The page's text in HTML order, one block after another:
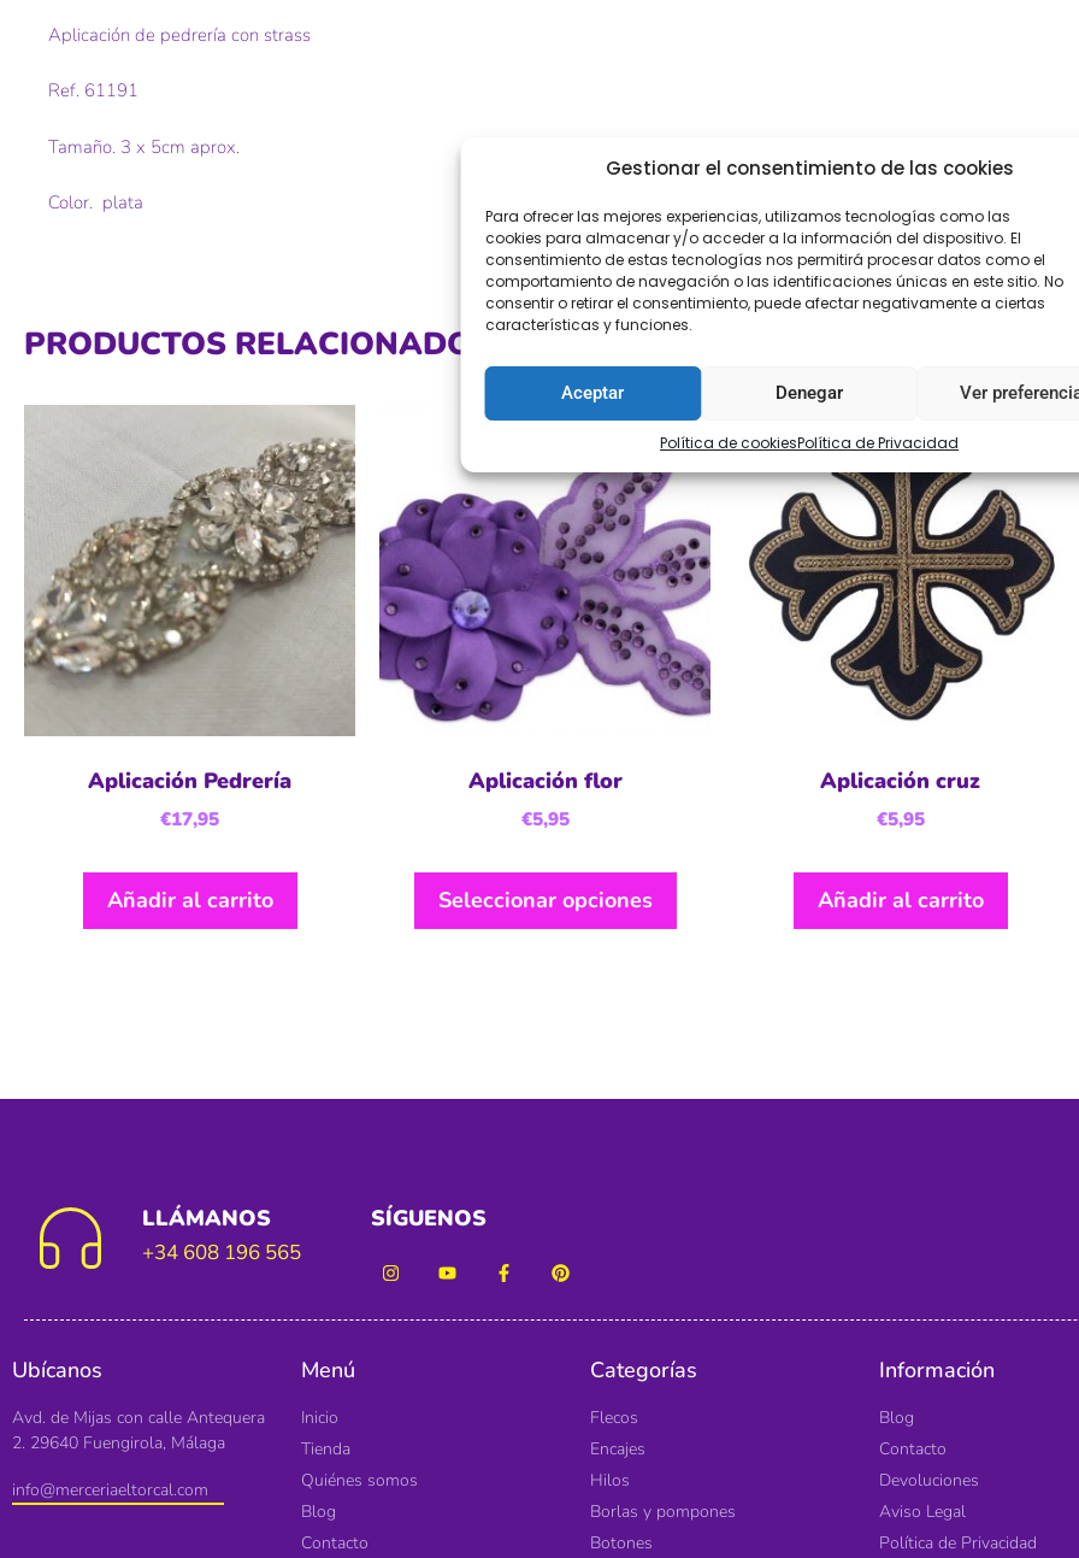
Gestionar el consentimiento de las cookies
Para ofrecer las mejores experiencias, utilizamos tecnologías como las
cookies para almacenar y/o acceder a la información del dispositivo. El
consentimiento de estas tecnologías nos permitirá procesar datos como el
comportamiento de navegación o las identificaciones únicas en este sitio. No
consentir o retirar el consentimiento, puede afectar negativamente a ciertas
características y funciones.
Aceptar Denegar Ver
Política de cookiesPolítica de Privacidad
Aplicación de pedrería con strass
Ref. 61191
Tamaño. 3 x 5cm aprox.
Color. plata
PRODUCTOS RELACIONADOS
Aplicación Pedrería
€17,95
Añadir al carrito
Aplicación flor
€5,95
Seleccionar opciones
Aplicación cruz
€5,95
Añadir al carrito
LLÁMANOS
+34 608 196 565
SÍGUENOS
Ubícanos
Avd. de Mijas con calle Antequera
2. 29640 Fuengirola, Málaga
info@merceriaeltorcal.com
Menú
Inicio
Tienda
Quiénes somos
Blog
Contacto
Categorías
Flecos
Encajes
Hilos
Borlas y pompones
Botones
Información
Blog
Contacto
Devoluciones
Aviso Legal
Política de Privacidad